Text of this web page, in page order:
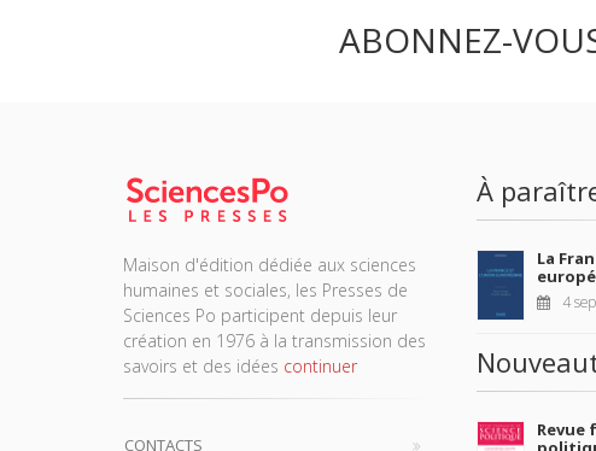
ABONNEZ-
Maison d'édition dédiée aux sciences
humaines et sociales, les Presses de
Sciences Po participent depuis leur
création en 1976 à la transmission des
savoirs et des idées continuer
CONTACTS
À
La
4
Revue